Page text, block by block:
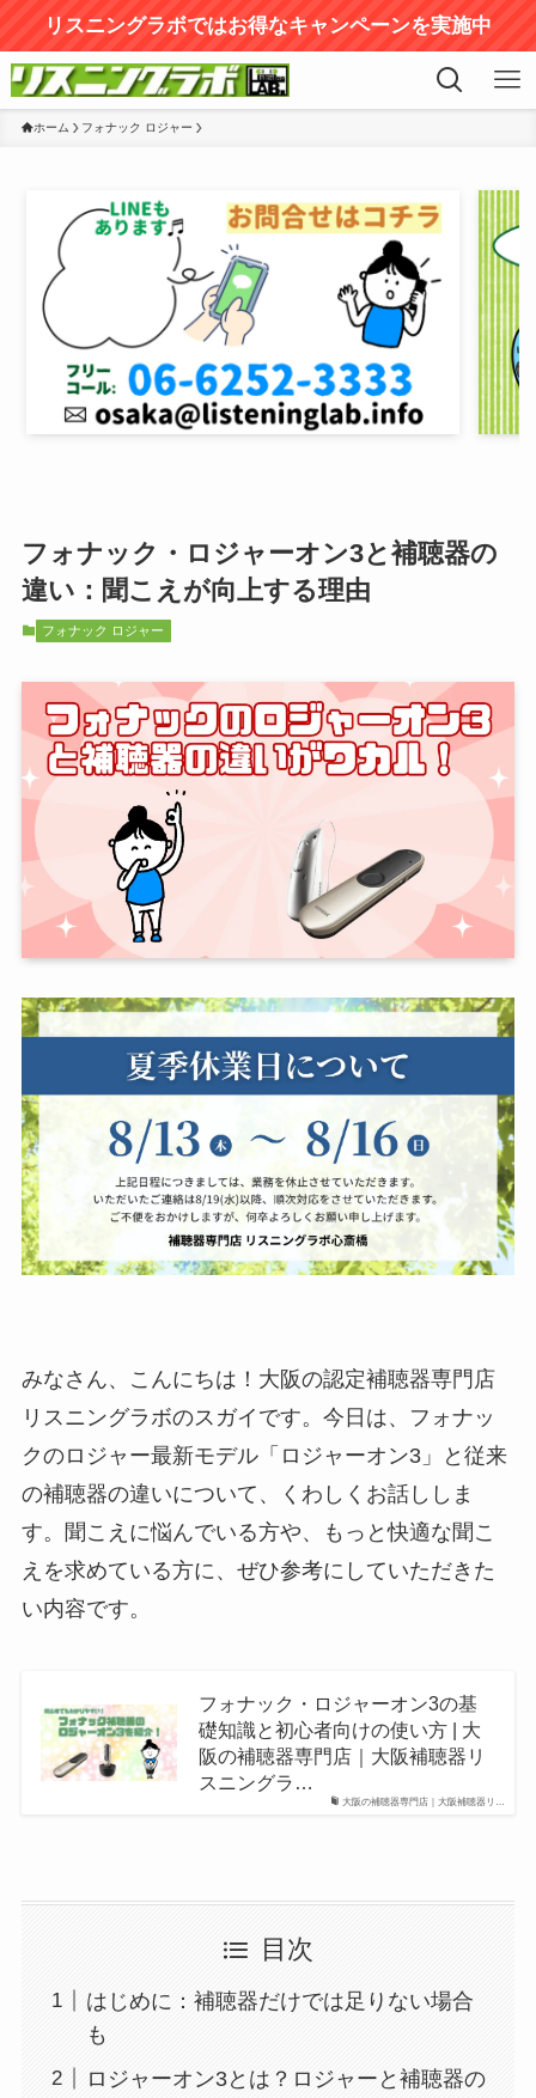
リスニングラボではお得なキャンペーンを実施中
ホーム フォナック ロジャー
フォナック・ロジャーオン3と補聴器の
違い：聞こえが向上する理由
フォナック ロジャー
みなさん、こんにちは！大阪の認定補聴器専門店
リスニングラボのスガイです。今日は、フォナッ
クのロジャー最新モデル「ロジャーオン3」と従来
の補聴器の違いについて、くわしくお話ししま
す。聞こえに悩んでいる方や、もっと快適な聞こ
えを求めている方に、ぜひ参考にしていただきた
い内容です。
大阪の補聴器専門店｜大阪補聴器リ…
フォナック・ロジャーオン3の基
礎知識と初心者向けの使い方 | 大
阪の補聴器専門店｜大阪補聴器リ
スニングラ…
目次
はじめに：補聴器だけでは足りない場合
も
ロジャーオン3とは？ロジャーと補聴器の